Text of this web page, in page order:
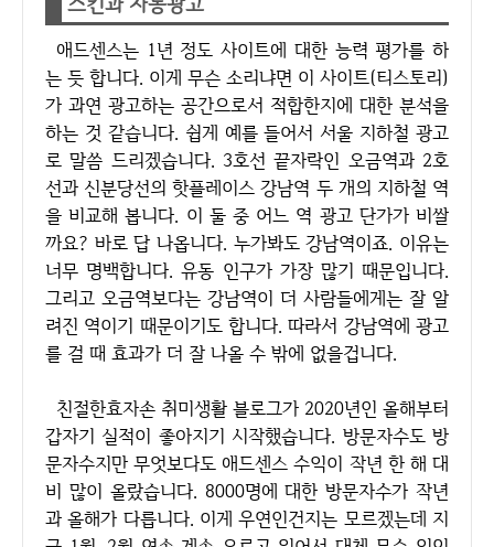
애드센스는 1년 정도 사이트에 대한 능력 평가를 하
는 듯 합니다. 이게 무슨 소리냐면 이 사이트(티스토리)
가 과연 광고하는 공간으로서 적합한지에 대한 분석을
하는 것 같습니다. 쉽게 예를 들어서 서울 지하철 광고
로 말씀 드리겠습니다. 3호선 끝자락인 오금역과 2호
선과 신분당선의 핫플레이스 강남역 두 개의 지하철 역
을 비교해 봅니다. 이 둘 중 어느 역 광고 단가가 비쌀
까요? 바로 답 나옵니다. 누가봐도 강남역이죠. 이유는
너무 명백합니다. 유동 인구가 가장 많기 때문입니다.
그리고 오금역보다는 강남역이 더 사람들에게는 잘 알
려진 역이기 때문이기도 합니다. 따라서 강남역에 광고
를 걸 때 효과가 더 잘 나올 수 밖에 없을겁니다.
친절한효자손 취미생활 블로그가 2020년인 올해부터
갑자기 실적이 좋아지기 시작했습니다. 방문자수도 방
문자수지만 무엇보다도 애드센스 수익이 작년 한 해 대
비 많이 올랐습니다. 8000명에 대한 방문자수가 작년
과 올해가 다릅니다. 이게 우연인건지는 모르겠는데 지